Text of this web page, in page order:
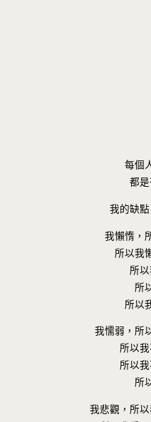
每個
都
我的缺
我懶惰，
所以我
所
所
所以
我懦弱，所
所以
所以
所
我悲觀，所